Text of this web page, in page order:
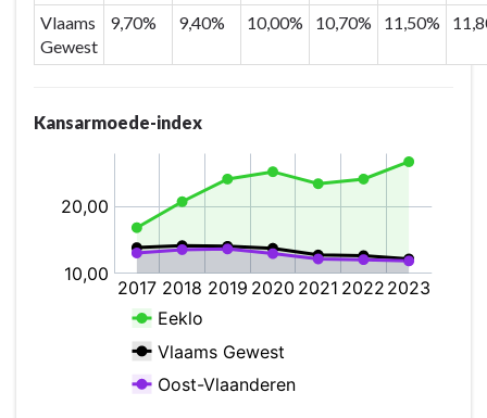
Vlaams
Gewest
9,70% 9,40% 10,00% 10,70% 11,50%
Kansarmoede-index